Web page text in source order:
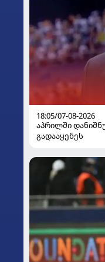
18:05/07-08-2026
აპრილში
გადააყენეს